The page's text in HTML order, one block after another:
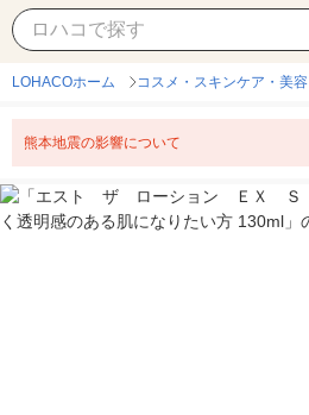
LOHACOホーム コスメ・スキンケア・美容
熊本地震の影響について